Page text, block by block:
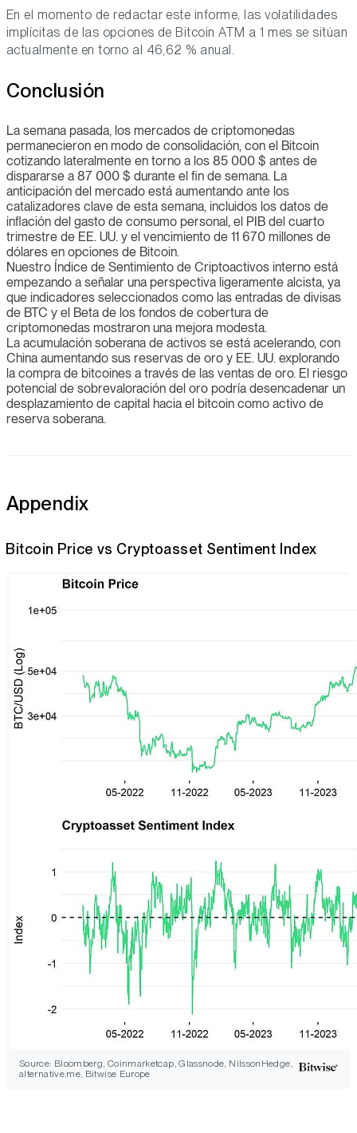
En el momento de redactar este informe, las volatilidades
implícitas de las opciones de Bitcoin ATM a 1 mes se sitúan
actualmente en torno al 46,62 % anual.
Conclusión
La semana pasada, los mercados de criptomonedas
permanecieron en modo de consolidación, con el Bitcoin
cotizando lateralmente en torno a los 85 000 $ antes de
dispararse a 87 000 $ durante el fin de semana. La
anticipación del mercado está aumentando ante los
catalizadores clave de esta semana, incluidos los datos de
inflación del gasto de consumo personal, el PIB del cuarto
trimestre de EE. UU. y el vencimiento de 11 670 millones de
dólares en opciones de Bitcoin.
Nuestro Índice de Sentimiento de Criptoactivos interno está
empezando a señalar una perspectiva ligeramente alcista, ya
que indicadores seleccionados como las entradas de divisas
de BTC y el Beta de los fondos de cobertura de
criptomonedas mostraron una mejora modesta.
La acumulación soberana de activos se está acelerando, con
China aumentando sus reservas de oro y EE. UU. explorando
la compra de bitcoines a través de las ventas de oro. El riesgo
potencial de sobrevaloración del oro podría desencadenar un
desplazamiento de capital hacia el bitcoin como activo de
reserva soberana.
Appendix
Bitcoin Price vs Cryptoasset Sentiment Index
Source: Bloomberg, Coinmarketcap, Glassnode, NilssonHedge,
alternative.me, Bitwise Europe